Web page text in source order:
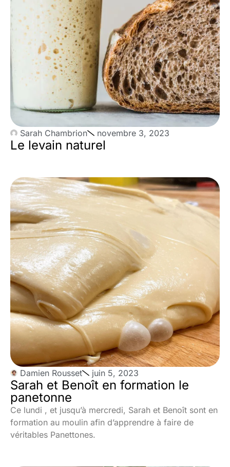
Sarah Chambrion novembre 3, 2023
Le levain naturel
Damien Rousset juin 5, 2023
Sarah et Benoît en formation le
panetonne
Ce lundi , et jusqu’à mercredi, Sarah et Benoît sont en
formation au moulin afin d’apprendre à faire de
véritables Panettones.